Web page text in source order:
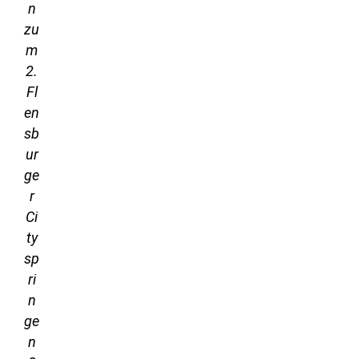
n
zu
m
2.
Fl
en
sb
ur
ge
r
Ci
ty
sp
ri
n
ge
n